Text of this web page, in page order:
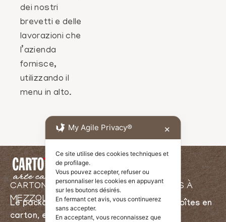
dei nostri
brevetti e delle
lavorazioni che
l’azienda
fornisce,
utilizzando il
menu in alto.
CARTONNERIE ET FABRICANT DE BOÎTES À
MEZZOLOMBARDO, TRENTE
Le packaging du Trentin – Production de boîtes en
carton, emballages de Noël, packaging sur
My Agile Privacy® ✕
Ce site utilise des cookies techniques et
de profilage.
Vous pouvez accepter, refuser ou
personnaliser les cookies en appuyant
sur les boutons désirés.
En fermant cet avis, vous continuerez
sans accepter.
En acceptant, vous reconnaissez que